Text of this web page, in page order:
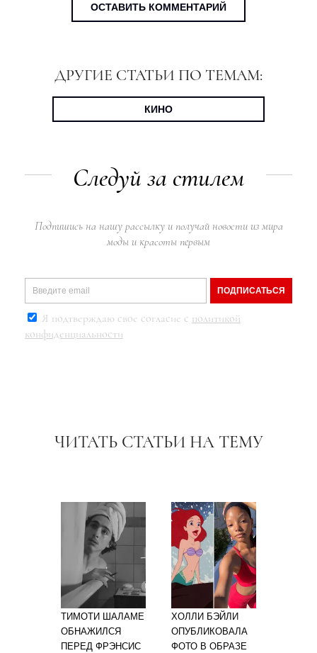
ОСТАВИТЬ КОММЕНТАРИЙ
ДРУГИЕ СТАТЬИ ПО ТЕМАМ:
КИНО
Следуй за стилем
Подпишись на нашу рассылку и получай новости из мира
моды и красоты первым
ПОДПИСАТЬСЯ
Я подтверждаю свое согласие с политикой
конфиденциальности
ЧИТАТЬ СТАТЬИ НА ТЕМУ
ТИМОТИ ШАЛАМЕ
ОБНАЖИЛСЯ
ПЕРЕД ФРЭНСИС
ХОЛЛИ БЭЙЛИ
ОПУБЛИКОВАЛА
ФОТО В ОБРАЗЕ